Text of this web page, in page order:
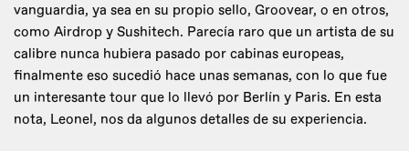
vanguardia, ya sea en su propio sello, Groovear, o en otros,
como Airdrop y Sushitech. Parecía raro que un artista de su
calibre nunca hubiera pasado por cabinas europeas,
finalmente eso sucedió hace unas semanas, con lo que fue
un interesante tour que lo llevó por Berlín y Paris. En esta
nota, Leonel, nos da algunos detalles de su experiencia.